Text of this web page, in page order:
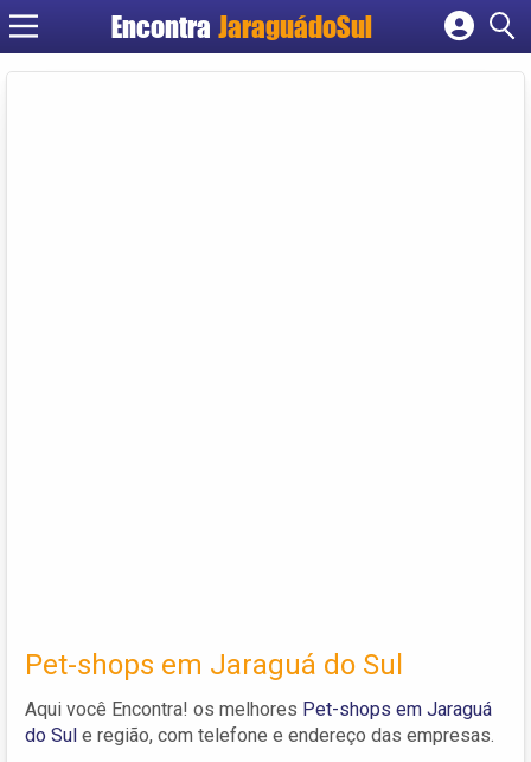
Encontra JaraguádoSul
Cadastrar empresa
Pet-shops em Jaraguá do Sul
Aqui você Encontra! os melhores Pet-shops em Jaraguá
do Sul e região, com telefone e endereço das empresas.